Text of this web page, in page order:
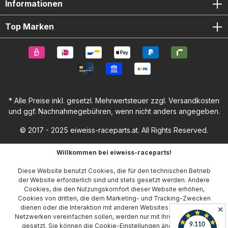
Informationen
Top Marken
* Alle Preise inkl. gesetzl. Mehrwertsteuer zzgl. Versandkosten
und ggf. Nachnahmegebühren, wenn nicht anders angegeben.
© 2017 - 2025 eiweiss-raceparts.at. All Rights Reserved.
Willkommen bei eiweiss-raceparts!
Diese Website benutzt Cookies, die für den technischen Betrieb
der Website erforderlich sind und stets gesetzt werden. Andere
Cookies, die den Nutzungskomfort dieser Website erhöhen,
Cookies von dritten, die dem Marketing- und Tracking-Zwecken
dienen oder die Interaktion mit anderen Websites und sozialen
Netzwerken vereinfachen sollen, werden nur mit Ihrer Zustimmung
gesetzt. Sie können die Cookie-Einstellungen ändern oder Ihr
✕